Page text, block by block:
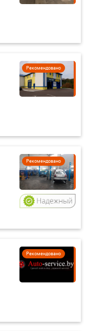
Рекомендовано
Рекомендовано
Рекомендовано